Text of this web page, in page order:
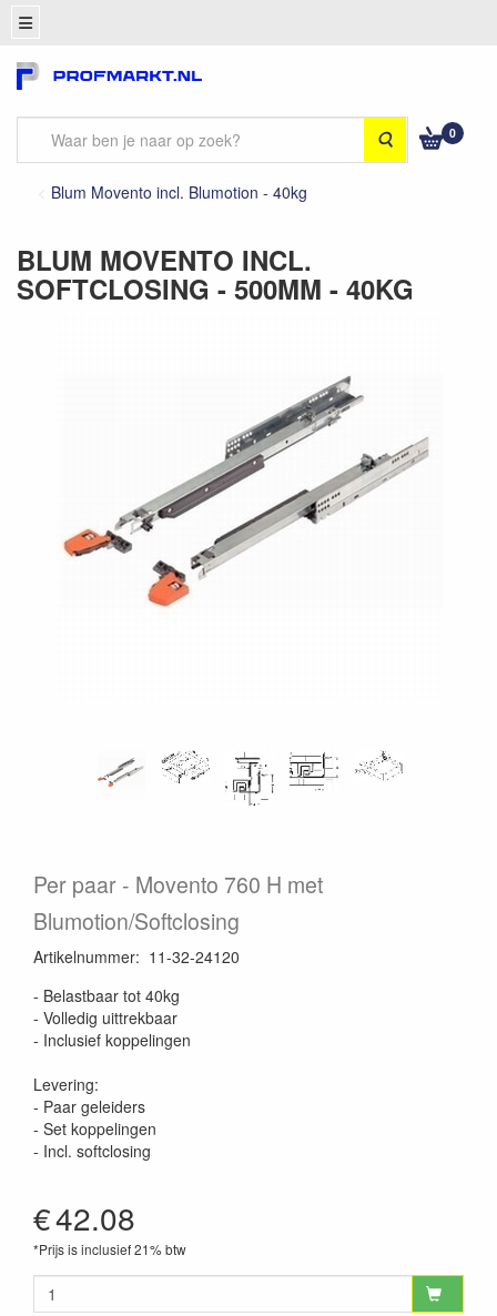
Zoeken 0
Blum Movento incl. Blumotion - 40kg
BLUM MOVENTO INCL.
SOFTCLOSING - 500MM - 40KG
Per paar
Movento 760 H met
Blumotion/Softclosing
Artikelnummer: 11-32-24120
- Belastbaar tot 40kg
- Volledig uittrekbaar
- Inclusief koppelingen
Levering:
- Paar geleiders
- Set koppelingen
- Incl. softclosing
€42.08
*Prijs is inclusief 21% btw